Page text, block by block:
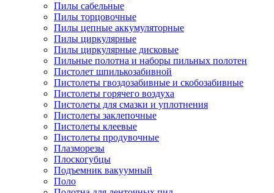
Пилы сабельные
Пилы торцовочные
Пилы цепные аккумуляторные
Пилы циркулярные
Пилы циркулярные дисковые
Пильные полотна и наборы пильных полотен
Пистолет шпилькозабивной
Пистолеты гвоздозабивные и скобозабивные
Пистолеты горячего воздуха
Пистолеты для смазки и уплотнения
Пистолеты заклепочные
Пистолеты клеевые
Пистолеты продувочные
Плазморезы
Плоскогубцы
Подъемник вакуумный
Поло